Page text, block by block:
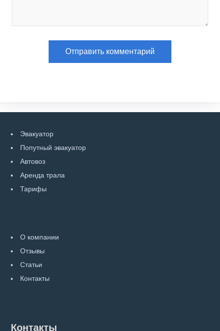
Эвакуатор
Попутный эвакуатор
Автовоз
Аренда трала
Тарифы
О компании
Отзывы
Статьи
Контакты
Контакты